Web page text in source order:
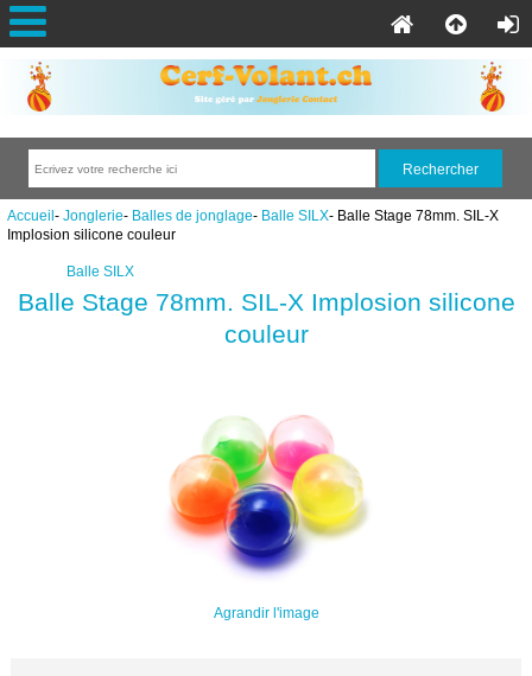
Accueil- Jonglerie- Balles de jonglage- Balle SILX- Balle Stage 78mm. SIL-X
Implosion silicone couleur
Balle SILX
Balle Stage 78mm. SIL-X Implosion silicone
couleur
Agrandir l'image